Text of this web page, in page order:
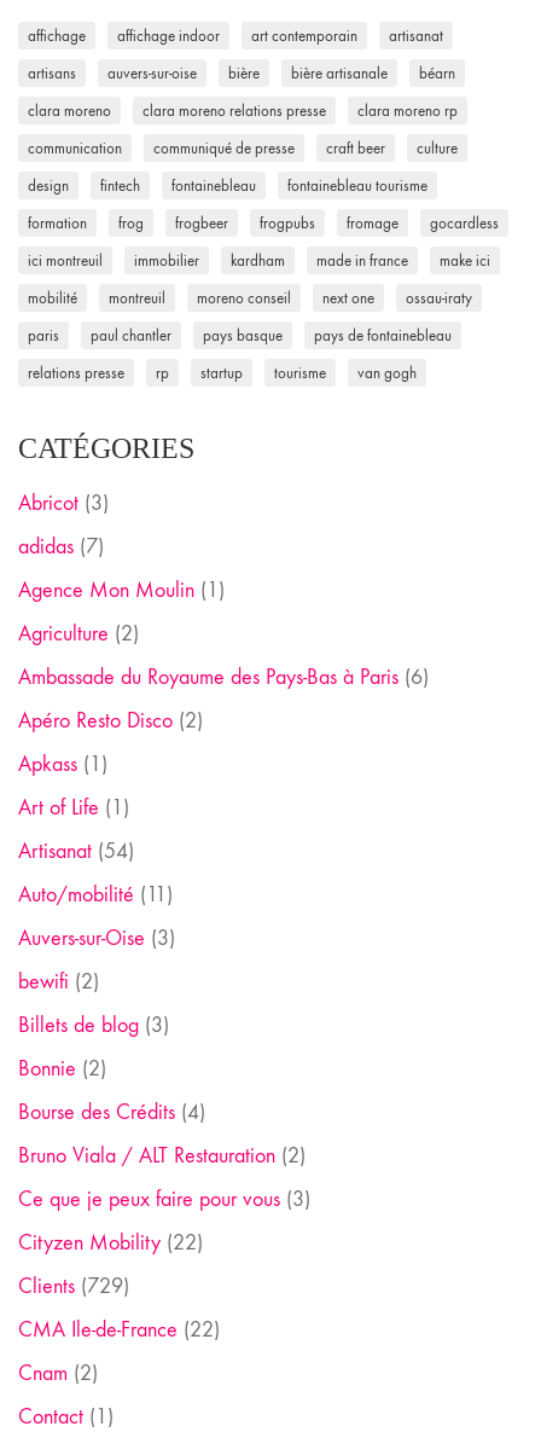
affichage affichage indoor art contemporain artisanat
artisans auvers-sur-oise bière bière artisanale béarn
clara moreno clara moreno relations presse clara moreno rp
communication communiqué de presse craft beer culture
design fintech fontainebleau fontainebleau tourisme
formation frog frogbeer frogpubs fromage gocardless
ici montreuil immobilier kardham made in france make ici
mobilité montreuil moreno conseil next one ossau-iraty
paris paul chantler pays basque pays de fontainebleau
relations presse rp startup tourisme van gogh
CATÉGORIES
Abricot (3)
adidas (7)
Agence Mon Moulin (1)
Agriculture (2)
Ambassade du Royaume des Pays-Bas à Paris (6)
Apéro Resto Disco (2)
Apkass (1)
Art of Life (1)
Artisanat (54)
Auto/mobilité (11)
Auvers-sur-Oise (3)
bewifi (2)
Billets de blog (3)
Bonnie (2)
Bourse des Crédits (4)
Bruno Viala / ALT Restauration (2)
Ce que je peux faire pour vous (3)
Cityzen Mobility (22)
Clients (729)
CMA Ile-de-France (22)
Cnam (2)
Contact (1)